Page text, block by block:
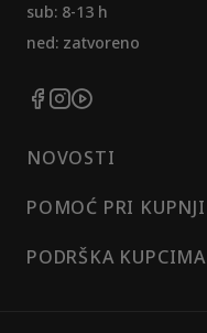
sub: 8-13 h
ned: zatvoreno
NOVOSTI
POMOĆ PRI KUPNJI
PODRŠKA KUPCIMA